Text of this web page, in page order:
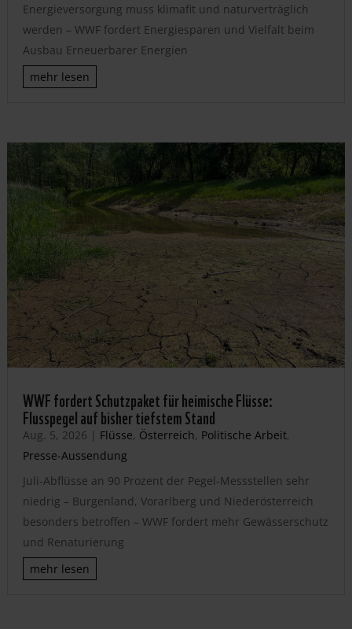
Energieversorgung muss klimafit und naturverträglich
werden – WWF fordert Energiesparen und Vielfalt beim
Ausbau Erneuerbarer Energien
mehr lesen
WWF fordert Schutzpaket für heimische Flüsse:
Flusspegel auf bisher tiefstem Stand
Aug. 5, 2026 | Flüsse, Österreich, Politische Arbeit,
Presse-Aussendung
Juli-Abflüsse an 90 Prozent der Pegel-Messstellen sehr
niedrig – Burgenland, Vorarlberg und Niederösterreich
besonders betroffen – WWF fordert mehr Gewässerschutz
und Renaturierung
mehr lesen